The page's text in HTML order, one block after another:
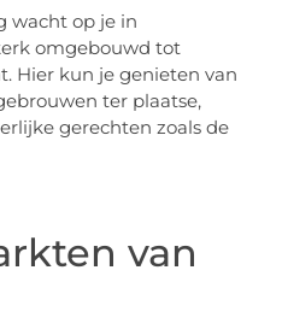
wacht op je in
omgebouwd tot
Hier kun je genieten van
ter plaatse,
gerechten zoals de
van